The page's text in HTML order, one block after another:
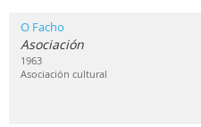
O Facho
Asociación
1963
Asociación cultural